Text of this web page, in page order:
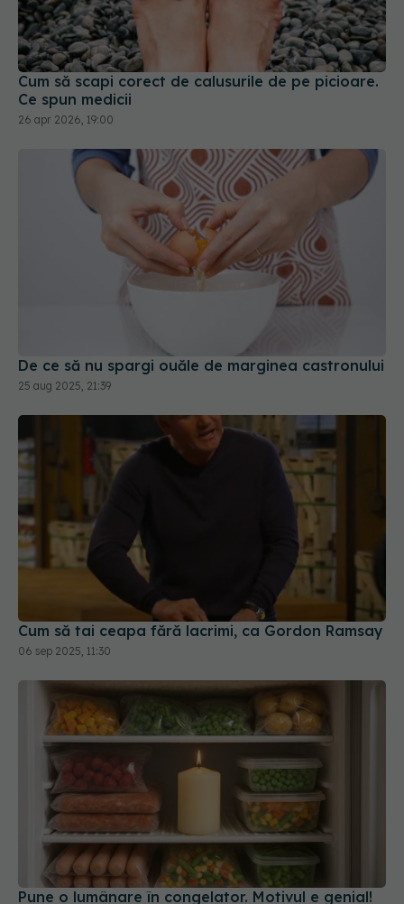
Cum să scapi corect de calusurile de pe picioare.
Ce spun medicii
26 apr 2026, 19:00
De ce să nu spargi ouăle de marginea castronului
25 aug 2025, 21:39
Cum să tai ceapa fără lacrimi, ca Gordon Ramsay
06 sep 2025, 11:30
Pune o lumânare în congelator. Motivul e genial!